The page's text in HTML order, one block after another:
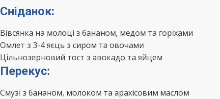
Сніданок:
Вівсянка на молоці з бананом, медом та горіхами
Омлет з 3-4 яєць з сиром та овочами
Цільнозерновий тост з авокадо та яйцем
Перекус:
Смузі з бананом, молоком та арахісовим маслом